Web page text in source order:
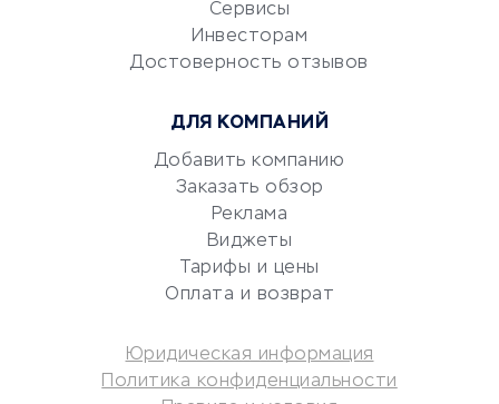
документооборот
Консалтинговые компании
Аудиторские компании
Бухгалтерия онлайн
КРЕДИТЫ И ЗАЙМЫ
Сервисы
Инвесторам
Достоверность отзывов
ДЛЯ КОМПАНИЙ
Добавить компанию
Заказать обзор
Реклама
Виджеты
Тарифы и цены
Оплата и возврат
Юридическая информация
Политика конфиденциальности